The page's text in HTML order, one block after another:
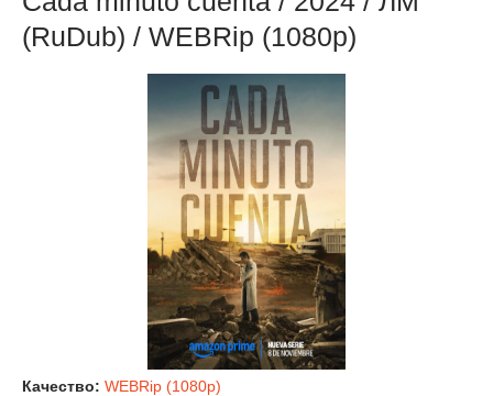
(RuDub) / WEBRip (1080p)
Качество: WEBRip (1080p)